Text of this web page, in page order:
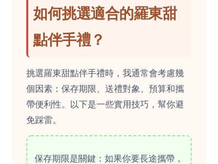
如何挑選適合的羅東甜
點伴手禮？
挑選羅東甜點伴手禮時，我通常會考慮幾
個因素：保存期限、送禮對象、預算和攜
帶便利性。以下是一些實用技巧，幫你避
免踩雷。
保存期限是關鍵：如果你要長途攜帶，